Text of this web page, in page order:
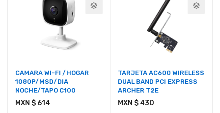
CAMARA WI-FI /HOGAR
1080P/MSD/DIA
NOCHE/TAPO C100
MXN $ 614
TARJETA AC600 WIRELESS
DUAL BAND PCI EXPRESS
ARCHER T2E
MXN $ 430